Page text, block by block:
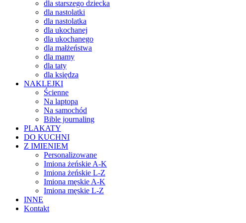
dla starszego dziecka
dla nastolatki
dla nastolatka
dla ukochanej
dla ukochanego
dla małżeństwa
dla mamy
dla taty
dla księdza
NAKLEJKI
Ścienne
Na laptopa
Na samochód
Bible journaling
PLAKATY
DO KUCHNI
Z IMIENIEM
Personalizowane
Imiona żeńskie A-K
Imiona żeńskie L-Z
Imiona męskie A-K
Imiona męskie L-Z
INNE
Kontakt